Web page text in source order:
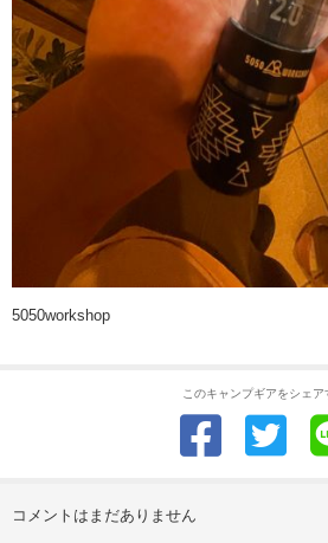
5050workshop
このキャンプギアをシェア
コメントはまだありません